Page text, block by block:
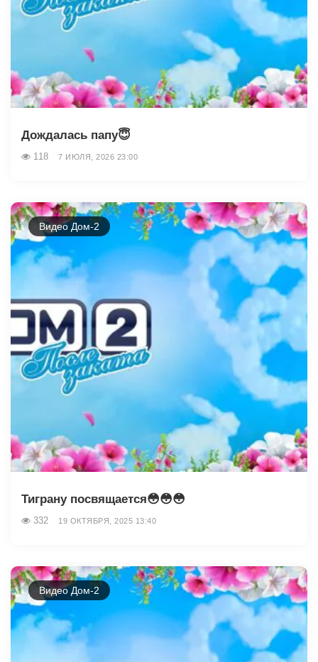
Дождалась папу😇
118 7 ИЮЛЯ, 2026 23:00
Видео Дом-2
Тиграну посвящается😳😳😳
332 19 ОКТЯБРЯ, 2025 13:40
Видео Дом-2